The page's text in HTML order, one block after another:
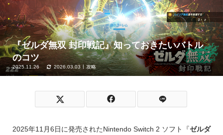
『ゼルダ無双 封印戦記』知っておきたいバトル
のコツ
2025.11.26 2026.03.03 攻略
2025年11月6日に発売されたNintendo Switch 2 ソフト『ゼルダ